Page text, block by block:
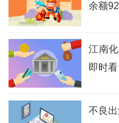
余额
江南
即时看
不良